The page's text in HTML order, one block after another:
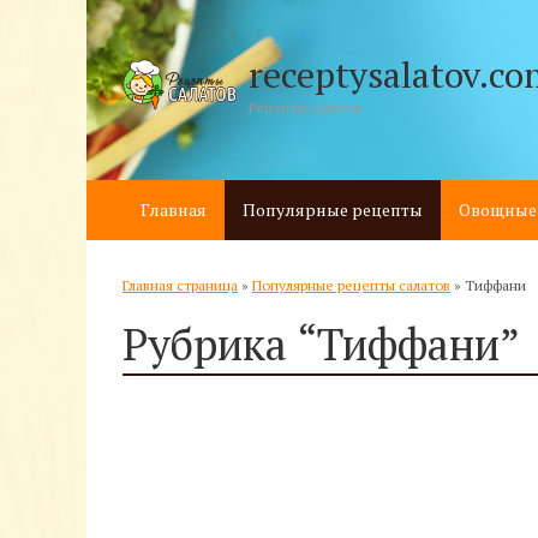
Рецепты салатов
Главная Популярные рецепты Овощные
Главная страница » Популярные рецепты салатов » Тиффани
Рубрика “Тиффани”